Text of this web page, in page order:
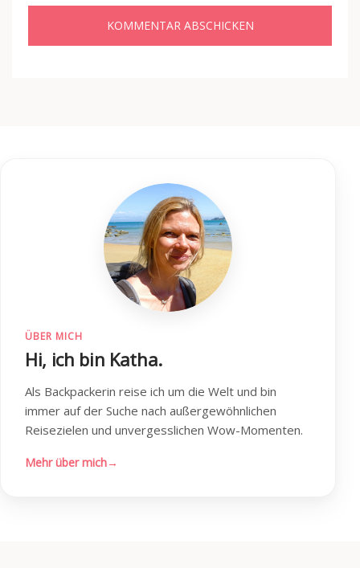
ÜBER MICH
Hi, ich bin Katha.
Als Backpackerin reise ich um die Welt und bin
immer auf der Suche nach außergewöhnlichen
Reisezielen und unvergesslichen Wow-Momenten.
Mehr über mich→